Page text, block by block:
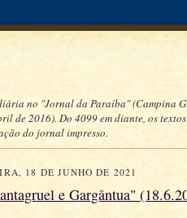
no "Jornal da Paraíba" (Campina
de 2016). Do 4099 em diante, os
do jornal impresso.
18 DE JUNHO DE 2021
e Gargântua"